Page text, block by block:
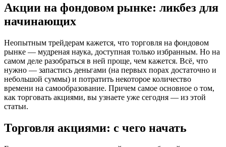
Акции на фондовом рынке: ликбез для
начинающих
Неопытным трейдерам кажется, что торговля на фондовом
рынке — мудреная наука, доступная только избранным. Но на
самом деле разобраться в ней проще, чем кажется. Всё, что
нужно — запастись деньгами (на первых порах достаточно и
небольшой суммы) и потратить некоторое количество
времени на самообразование. Причем самое основное о том,
как торговать акциями, вы узнаете уже сегодня — из этой
статьи.
Торговля акциями: с чего начать